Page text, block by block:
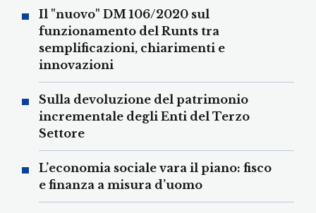
Il "nuovo" DM 106/2020 sul
funzionamento del Runts tra
semplificazioni, chiarimenti e
innovazioni
Sulla devoluzione del patrimonio
incrementale degli Enti del Terzo
Settore
L’economia sociale vara il piano: fisco
e finanza a misura d’uomo